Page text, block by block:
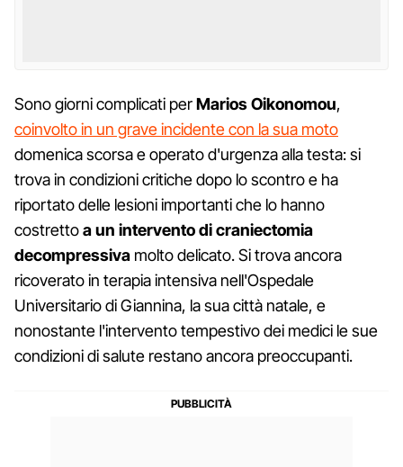
Sono giorni complicati perMarios Oikonomou,
coinvolto in un grave incidente con la sua moto
domenica scorsa e operato d'urgenza alla testa: si
trova in condizioni critiche dopo lo scontro e ha
riportato delle lesioni importanti che lo hanno
costrettoa un intervento di craniectomia
decompressiva molto delicato. Si trova ancora
ricoverato in terapia intensiva nell'Ospedale
Universitario di Giannina, la sua città natale, e
nonostante l'intervento tempestivo dei medici le sue
condizioni di salute restano ancora preoccupanti.